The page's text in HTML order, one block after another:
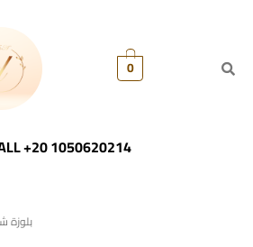
0
+20 1050620214
بلوزة